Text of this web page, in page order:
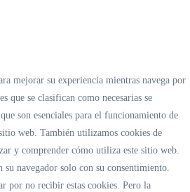
mejorar su experiencia mientras navega por
que se clasifican como necesarias se
son esenciales para el funcionamiento de
web. También utilizamos cookies de
y comprender cómo utiliza este sitio web.
su navegador solo con su consentimiento.
por no recibir estas cookies. Pero la